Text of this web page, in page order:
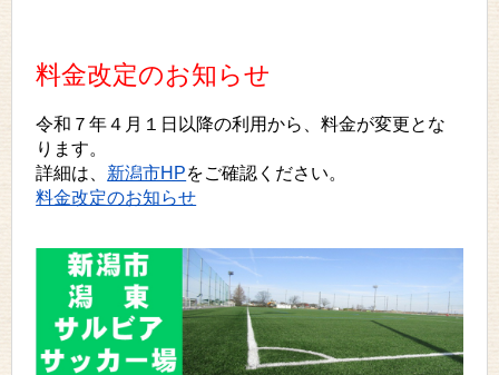
料金改定のお知らせ
令和７年４月１日以降の利用から、料金が変更とな
ります。
詳細は、 新潟市HPをご確認ください。
料金改定のお知らせ